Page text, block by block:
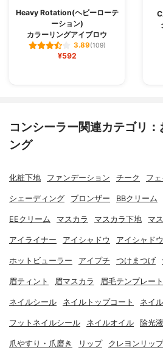
Heavy Rotation(ヘビーローテ
ーション)
カラーリングアイブロウ
3.89(109)
¥592
コンシーラー関連カテゴリ
ング
化粧下地 ファンデーション チーク フ
シェーディング ブロンザー BBクリーム
EEクリーム マスカラ マスカラ下地 マ
アイライナー アイシャドウ アイシャド
ホットビューラー アイプチ つけまつげ
眉ティント 眉マスカラ 眉毛テンプレート
ネイルシール ネイルトップコート ネイ
フットネイルシール ネイルオイル 除光液
爪やすり・爪磨き リップ クレヨンリップ